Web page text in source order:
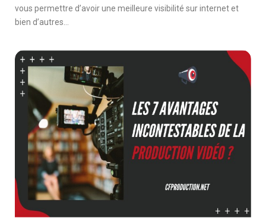
vous permettre d’avoir une meilleure visibilité sur internet et
bien d’autres…